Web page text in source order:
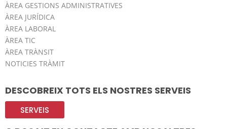
ÀREA GESTIONS ADMINISTRATIVES
ÀREA JURÍDICA
ÀREA LABORAL
ÀREA TIC
ÀREA TRÀNSIT
NOTICIES TRÀMIT
DESCOBREIX TOTS ELS NOSTRES SERVEIS
SERVEIS